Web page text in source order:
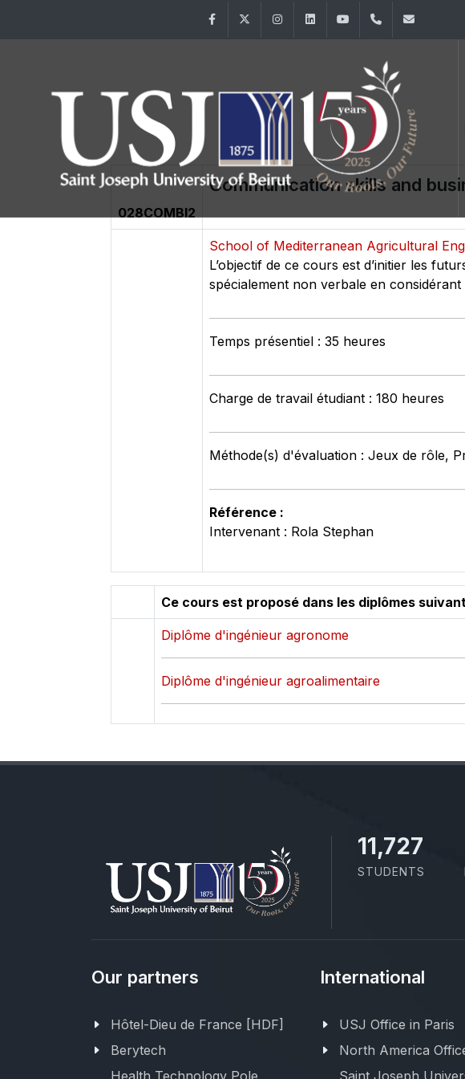
FacebookTwitter InstagramLinkedInYouTube+961 (8) 543
028COMBI2
Communication skills and
School of Mediterranean Agricultural
L’objectif de ce cours est d’initier les
spécialement non verbale en
Temps présentiel : 35 heures
Charge de travail étudiant : 180 heures
Méthode(s) d'évaluation : Jeux de rôle,
Référence :
Intervenant : Rola Stephan
Ce cours est proposé dans les diplômes
Diplôme d'ingénieur agronome
Diplôme d'ingénieur agroalimentaire
11,727
STUDENTS
Our partners
Hôtel-Dieu de France [HDF]
Berytech
International
USJ Office in Paris
North America